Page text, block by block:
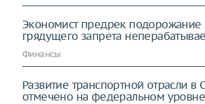
Экономист предрек подорожание
грядущего запрета
Финансы
Развитие транспортной отрасли в
отмечено на федеральном уровне